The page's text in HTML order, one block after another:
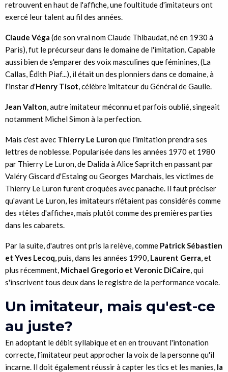
retrouvent en haut de l'affiche, une foultitude d'imitateurs ont
exercé leur talent au fil des années.
Claude Véga (de son vrai nom Claude Thibaudat, né en 1930 à
Paris), fut le précurseur dans le domaine de l'imitation. Capable
aussi bien de s'emparer des voix masculines que féminines, (La
Callas, Édith Piaf...), il était un des pionniers dans ce domaine, à
l'instar d'Henry Tisot, célèbre imitateur du Général de Gaulle.
Jean Valton, autre imitateur méconnu et parfois oublié, singeait
notamment Michel Simon à la perfection.
Mais c'est avec Thierry Le Luron que l'imitation prendra ses
lettres de noblesse. Popularisée dans les années 1970 et 1980
par Thierry Le Luron, de Dalida à Alice Sapritch en passant par
Valéry Giscard d'Estaing ou Georges Marchais, les victimes de
Thierry Le Luron furent croquées avec panache. Il faut préciser
qu'avant Le Luron, les imitateurs n'étaient pas considérés comme
des «têtes d'affiche», mais plutôt comme des premières parties
dans les cabarets.
Par la suite, d'autres ont pris la relève, comme Patrick Sébastien
et Yves Lecoq, puis, dans les années 1990, Laurent Gerra, et
plus récemment, Michael Gregorio et Veronic DiCaire, qui
s'inscrivent tous deux dans le registre de la performance vocale.
Un imitateur, mais qu'est-ce
au juste?
En adoptant le débit syllabique et en en trouvant l'intonation
correcte, l'imitateur peut approcher la voix de la personne qu'il
incarne. Il doit également réussir à capter les tics et les manies, la